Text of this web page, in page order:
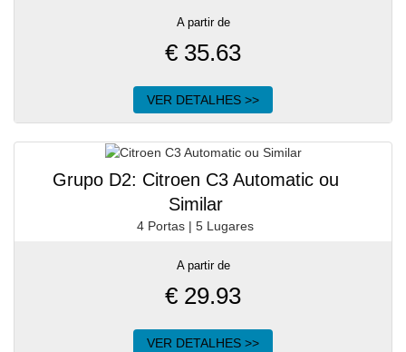
A partir de
€ 35.63
VER DETALHES >>
Grupo D2: Citroen C3 Automatic ou
Similar
4 Portas | 5 Lugares
A partir de
€ 29.93
VER DETALHES >>